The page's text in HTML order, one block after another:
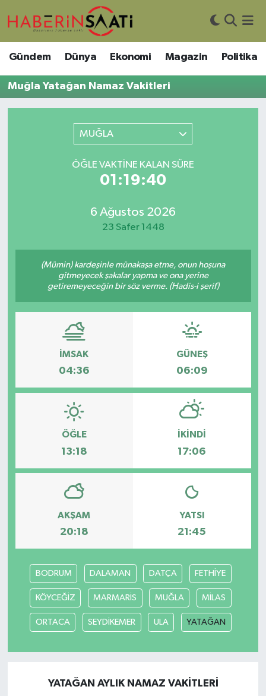
Gündem Dünya Ekonomi Magazin Politika
Muğla Yatağan Namaz Vakitleri
MUĞLA
ÖĞLE VAKTINE KALAN SÜRE
01:19:40
6 Ağustos 2026
23 Safer 1448
(Mümin) kardeşinle münakaşa etme, onun hoşuna
gitmeyecek şakalar yapma ve ona yerine
getiremeyeceğin bir söz verme. (Hadis-i şerif)
İMSAK
04:36
GÜNEŞ
06:09
ÖĞLE
13:18
İKINDI
17:06
AKŞAM
20:18
YATSI
21:45
BODRUM DALAMAN DATÇA FETHİYE
KÖYCEĞİZ MARMARİS MUĞLA MİLAS
ORTACA SEYDİKEMER ULA YATAĞAN
YATAĞAN AYLIK NAMAZ VAKITLERI
Asayiş
Bilim ve Teknoloji
DIŞ HABER
Gündem
Kültür-Sanat
Podcast
Politika
Sağlık
Siyaset
Nöbetçi Eczaneler
Hava Durumu
Süper Lig Puan Durumu ve Fikstür
Tüm Manşetler